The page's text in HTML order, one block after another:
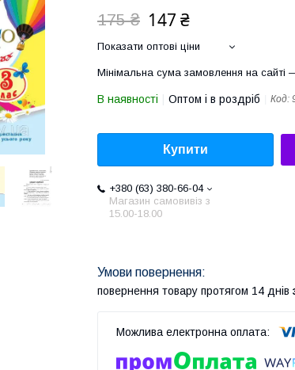
175 ₴ 147 ₴
Показати оптові ціни
Мінімальна сума замовлення на сайті
В наявності Оптом і в роздріб Код:
Купити
+380 (63) 380-66-04
Магазин самовивіз з
15.00-18.00
повернення товару протягом 14 днів